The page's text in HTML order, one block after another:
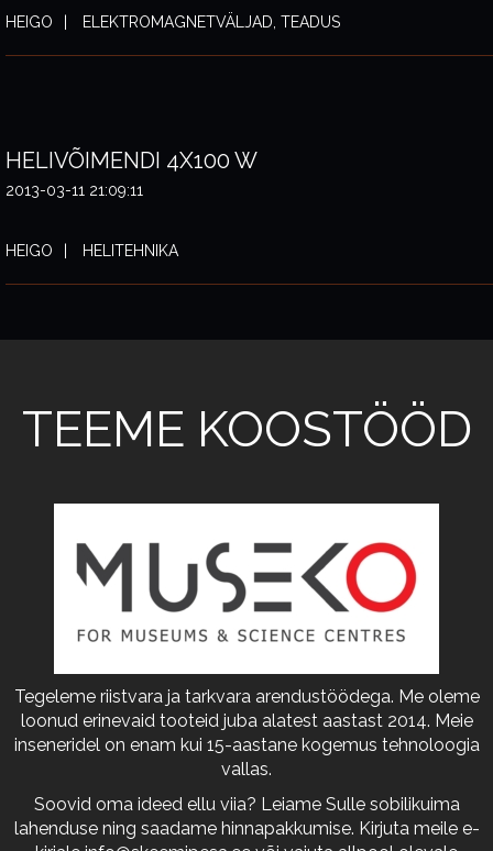
HEIGO ELEKTROMAGNETVÄLJAD, TEADUS
HELIVÕIMENDI 4X100 W
2013-03-11 21:09:11
HEIGO HELITEHNIKA
TEEME KOOSTÖÖD
Tegeleme riistvara ja tarkvara arendustöödega. Me oleme
loonud erinevaid tooteid juba alatest aastast 2014. Meie
inseneridel on enam kui 15-aastane kogemus tehnoloogia
vallas.
Soovid oma ideed ellu viia? Leiame Sulle sobilikuima
lahenduse ning saadame hinnapakkumise. Kirjuta meile e-